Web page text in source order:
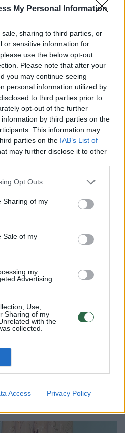
My Personal Information
sharing to third parties, or
or sensitive information for
use the below opt-out
Please note that after your
you may continue seeing
personal information utilized by
to third parties prior to
opt-out of the further
by third parties on the
This information may
parties on the IAB’s List of
may further disclose it to other
Opt Outs
Sharing of my
Sale of my
my
Advertising.
Use,
Sharing of my
with the
collected.
Access Privacy Policy
skubėjimo.
mūsų gyvenimo
duotą laiką. Ligoninės
ko nemato kiti. Šalia
žmogaus būname
todėl ir patys
dažniau šypsotis,
rankdarbiai tapo mano
kokia kūryba –
liūdnesnes akimirkas,
ar iškerpu. Mano
Zigfridas,
iš medžio,
mes abudu
– jam su medžio
lieka namų erdvės“
įkvėpimu
tapo paklausūs
kultūros
parodas.